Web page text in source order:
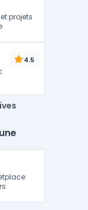
projets
4.5